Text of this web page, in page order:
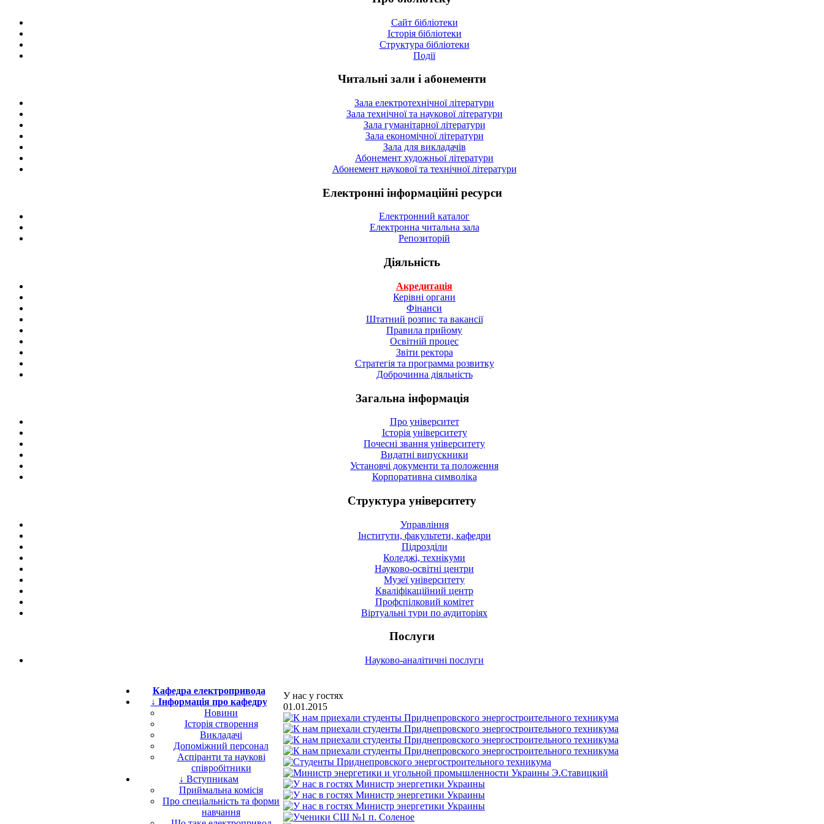
Сайт бібліотеки
Історія бібліотеки
Структура бібліотеки
Події
Читальні зали і абонементи
Зала електротехнічної літератури
Зала технічної та наукової літератури
Зала гуманітарної літератури
Зала економічної літератури
Зала для викладачів
Абонемент художньої літератури
Абонемент наукової та технічної літератури
Електронні інформаційні ресурси
Електронний каталог
Електронна читальна зала
Репозиторій
Діяльність
Акредитація
Керівні органи
Фінанси
Штатний розпис та вакансії
Правила прийому
Освітній процес
Звіти ректора
Стратегія та программа розвитку
Доброчинна діяльність
Загальна інформація
Про університет
Історія університету
Почесні звання університету
Видатні випускники
Установчі документи та положення
Корпоративна символiка
Структура університету
Управління
Інститути, факультети, кафедри
Підрозділи
Коледжі, технікуми
Науково-освітні центри
Музеї університету
Кваліфікаційний центр
Профспілковий комітет
Віртуальні тури по аудиторіях
Послуги
Науково-аналітичні послуги
Кафедра електропривода
↓ Інформація про кафедру
Новини
Історія створення
Викладачі
Допоміжний персонал
Аспіранти та наукові
співробітники
↓ Вступникам
Приймальна комісія
Про спеціальність та форми
навчання
У нас у гостях
01.01.2015